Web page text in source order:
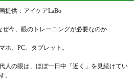
提供：アイケアLaBo
ぜ今、眼のトレーニングが必要なのか
ホ、PC、タブレット。
人の眼は、ほぼ一日中「近く」を見続けてい
。